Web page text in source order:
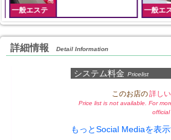
一般エステ 一般エス
詳細情報 Detail Information
システム料金 Pricelist
このお店の詳し
Price list is not available. For
もっとSocial Mediaを表